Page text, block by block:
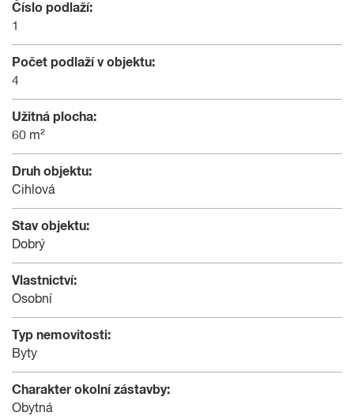
Číslo podlaží:
1
Počet podlaží v objektu:
4
Užitná plocha:
60 m²
Druh objektu:
Cihlová
Stav objektu:
Dobrý
Vlastnictví:
Osobní
Typ nemovitosti:
Byty
Charakter okolní zástavby:
Obytná